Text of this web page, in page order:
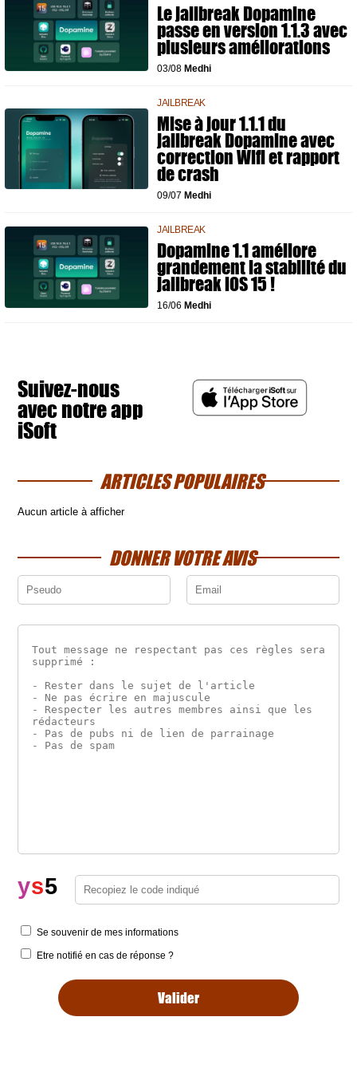
Le jailbreak Dopamine
passe en version 1.1.3 avec
plusieurs améliorations
03/08 Medhi
JAILBREAK
Mise à jour 1.1.1 du
jailbreak Dopamine avec
correction Wifi et rapport
de crash
09/07 Medhi
JAILBREAK
Dopamine 1.1 améliore
grandement la stabilité du
jailbreak iOS 15 !
16/06 Medhi
Suivez-nous
avec notre app
iSoft
ARTICLES POPULAIRES
Aucun article à afficher
DONNER VOTRE AVIS
ys5
Se souvenir de mes informations
Etre notifié en cas de réponse ?